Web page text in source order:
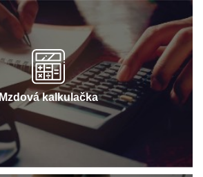
Mzdová kalkulačka